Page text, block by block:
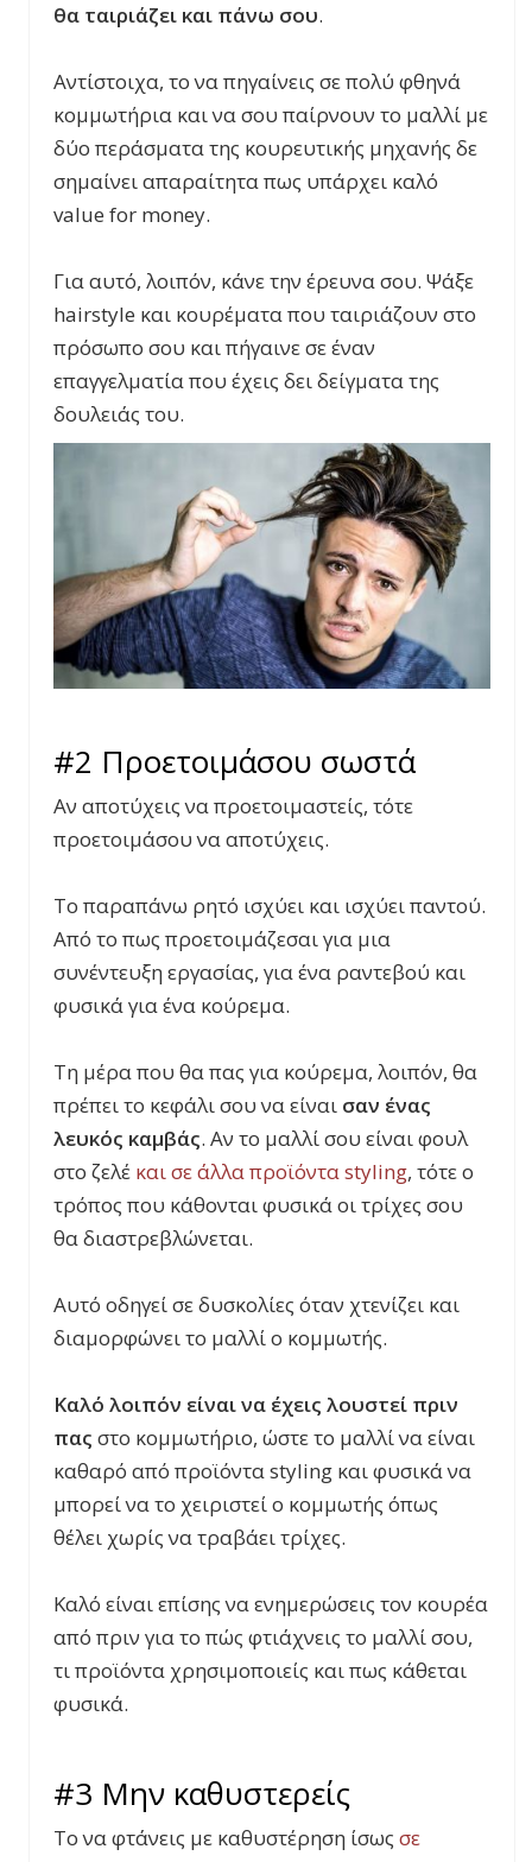
θα ταιριάζει και πάνω σου.
Αντίστοιχα, το να πηγαίνεις σε πολύ φθηνά
κομμωτήρια και να σου παίρνουν το μαλλί με
δύο περάσματα της κουρευτικής μηχανής δε
σημαίνει απαραίτητα πως υπάρχει καλό
value for money.
Για αυτό, λοιπόν, κάνε την έρευνα σου. Ψάξε
hairstyle και κουρέματα που ταιριάζουν στο
πρόσωπο σου και πήγαινε σε έναν
επαγγελματία που έχεις δει δείγματα της
δουλειάς του.
#2 Προετοιμάσου σωστά
Αν αποτύχεις να προετοιμαστείς, τότε
προετοιμάσου να αποτύχεις.
Το παραπάνω ρητό ισχύει και ισχύει παντού.
Από το πως προετοιμάζεσαι για μια
συνέντευξη εργασίας, για ένα ραντεβού και
φυσικά για ένα κούρεμα.
Τη μέρα που θα πας για κούρεμα, λοιπόν, θα
πρέπει το κεφάλι σου να είναι σαν ένας
λευκός καμβάς. Αν το μαλλί σου είναι φουλ
στο ζελέ και σε άλλα προϊόνταstyling, τότε ο
τρόπος που κάθονται φυσικά οι τρίχες σου
θα διαστρεβλώνεται.
Αυτό οδηγεί σε δυσκολίες όταν χτενίζει και
διαμορφώνει το μαλλί ο κομμωτής.
Καλό λοιπόν είναι να έχεις λουστεί πριν
πας στο κομμωτήριο, ώστε το μαλλί να είναι
καθαρό από προϊόνταstyling και φυσικά να
μπορεί να το χειριστεί ο κομμωτής όπως
θέλει χωρίς να τραβάει τρίχες.
Καλό είναι επίσης να ενημερώσεις τον κουρέα
από πριν για το πώς φτιάχνεις το μαλλί σου,
τι προϊόντα χρησιμοποιείς και πως κάθεται
φυσικά.
#3 Μην καθυστερείς
Το να φτάνεις με καθυστέρηση ίσως σε